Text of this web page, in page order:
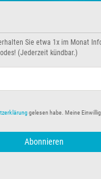
Sie etwa 1x im Monat
(Jederzeit kündbar.)
gelesen habe. Meine
Abonnieren